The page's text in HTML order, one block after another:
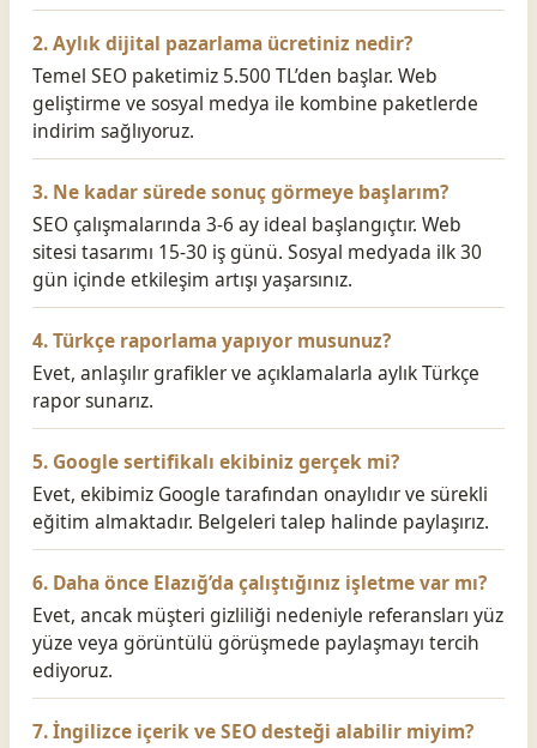
2. Aylık dijital pazarlama ücretiniz nedir?
Temel SEO paketimiz 5.500 TL’den başlar. Web
geliştirme ve sosyal medya ile kombine paketlerde
indirim sağlıyoruz.
3. Ne kadar sürede sonuç görmeye başlarım?
SEO çalışmalarında 3-6 ay ideal başlangıçtır. Web
sitesi tasarımı 15-30 iş günü. Sosyal medyada ilk 30
gün içinde etkileşim artışı yaşarsınız.
4. Türkçe raporlama yapıyor musunuz?
Evet, anlaşılır grafikler ve açıklamalarla aylık Türkçe
rapor sunarız.
5. Google sertifikalı ekibiniz gerçek mi?
Evet, ekibimiz Google tarafından onaylıdır ve sürekli
eğitim almaktadır. Belgeleri talep halinde paylaşırız.
6. Daha önce Elazığ’da çalıştığınız işletme var mı?
Evet, ancak müşteri gizliliği nedeniyle referansları yüz
yüze veya görüntülü görüşmede paylaşmayı tercih
ediyoruz.
7. İngilizce içerik ve SEO desteği alabilir miyim?